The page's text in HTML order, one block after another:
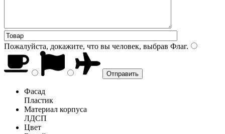
Пожалуйста, докажите, что вы человек, выбрав Флаг.
Фасад
Пластик
Материал корпуса
ЛДСП
Цвет